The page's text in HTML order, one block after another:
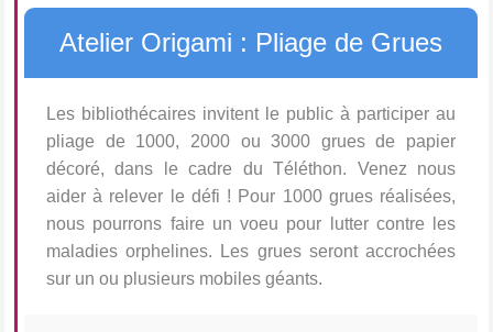
Atelier Origami : Pliage de Grues
Les bibliothécaires invitent le public à participer au
pliage de 1000, 2000 ou 3000 grues de papier
décoré, dans le cadre du Téléthon. Venez nous
aider à relever le défi ! Pour 1000 grues réalisées,
nous pourrons faire un voeu pour lutter contre les
maladies orphelines. Les grues seront accrochées
sur un ou plusieurs mobiles géants.